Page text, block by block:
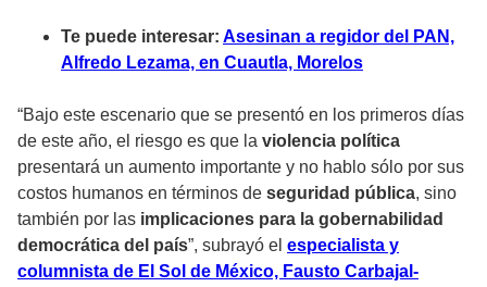
Te puede interesar: Asesinan a regidor del PAN,
Alfredo Lezama, en Cuautla, Morelos
“Bajo este escenario que se presentó en los primeros días
de este año, el riesgo es que la violencia política
presentará un aumento importante y no hablo sólo por sus
costos humanos en términos de seguridad pública, sino
también por las implicaciones para la gobernabilidad
democrática del país”, subrayó el especialista y
columnista de El Sol de México, Fausto Carbajal-